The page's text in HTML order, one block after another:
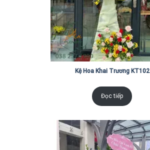
Kệ Hoa Khai Trương KT102
Đọc tiếp